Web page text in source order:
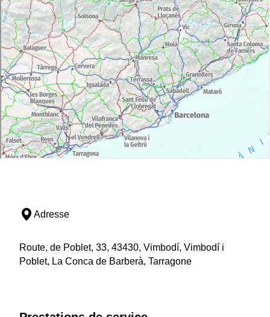
Adresse
Route, de Poblet, 33, 43430, Vimbodí, Vimbodí i
Poblet, La Conca de Barberà, Tarragone